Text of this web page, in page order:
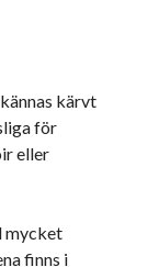
kärvt
för
eller
mycket
finns i